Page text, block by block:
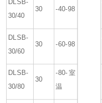
DLSB-
30/40
30 -40-98
DLSB-
30/60
30 -60-98
DLSB-
30/80
30
-80-室
温